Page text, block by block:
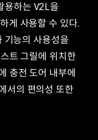
용하는 V2L을
게 사용할 수 있다.
기능의 사용성을
트 그릴에 위치한
충전 도어 내부에
서의 편의성 또한